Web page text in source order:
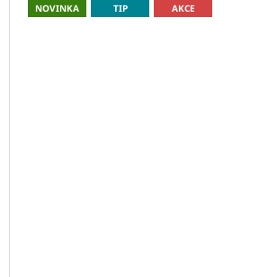
NOVINKA TIP AKCE